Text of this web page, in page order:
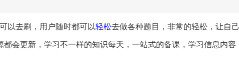
以去刷，用户随时都可以轻松去做各种题目，非常的轻松，让自己
会更新，学习不一样的知识每天，一站式的备课，学习信息内容